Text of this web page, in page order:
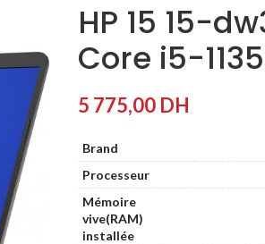
HP 15 15-
Core i5-
5 775,00 DH
Brand
Processeur
Mémoire
vive(RAM)
installée